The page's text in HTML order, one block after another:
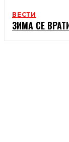
ВЕСТИ
ЗИМА СЕ